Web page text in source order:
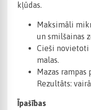
kļūdas.
Maksimāli
un smilšainas
Cieši novietoti
malas.
Mazas
Rezultāts:
Īpašības